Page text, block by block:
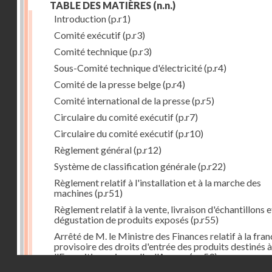
TABLE DES MATIÈRES (n.n.)
Introduction(p.r1)
Comité exécutif(p.r3)
Comité technique(p.r3)
Sous-Comité technique d'électricité(p.r4)
Comité de la presse belge(p.r4)
Comité international de la presse(p.r5)
Circulaire du comité exécutif(p.r7)
Circulaire du comité exécutif(p.r10)
Règlement général(p.r12)
Système de classification générale(p.r22)
Règlement relatif à l'installation et à la marche des
machines (p.r51)
Règlement relatif à la vente, livraison d'échantillons
dégustation de produits exposés (p.r55)
Arrêté de M. le Ministre des Finances relatif à la
provisoire des droits d'entrée des produits destinés à
l'Exposition universelle d'Anvers(p.r59)